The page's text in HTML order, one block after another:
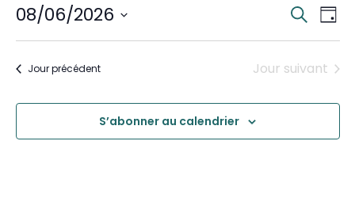
et
de
vues
Jour
08/06/2026
date.
Jour précédent Jour suivant
S’abonner au calendrier